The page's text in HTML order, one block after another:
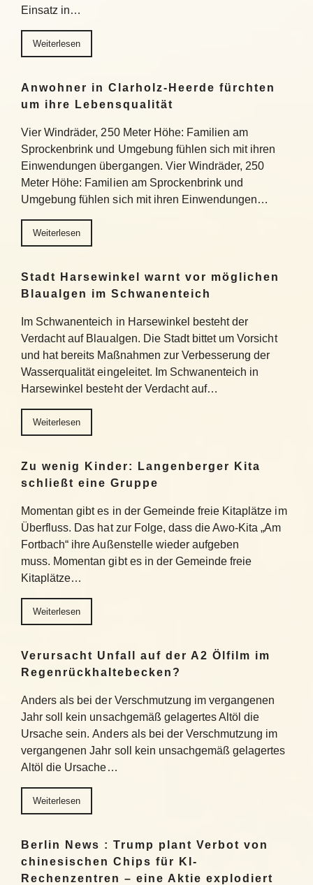
Einsatz in…
Weiterlesen
Anwohner in Clarholz-Heerde fürchten
um ihre Lebensqualität
Vier Windräder, 250 Meter Höhe: Familien am
Sprockenbrink und Umgebung fühlen sich mit ihren
Einwendungen übergangen. Vier Windräder, 250
Meter Höhe: Familien am Sprockenbrink und
Umgebung fühlen sich mit ihren Einwendungen…
Weiterlesen
Stadt Harsewinkel warnt vor möglichen
Blaualgen im Schwanenteich
Im Schwanenteich in Harsewinkel besteht der
Verdacht auf Blaualgen. Die Stadt bittet um Vorsicht
und hat bereits Maßnahmen zur Verbesserung der
Wasserqualität eingeleitet. Im Schwanenteich in
Harsewinkel besteht der Verdacht auf…
Weiterlesen
Zu wenig Kinder: Langenberger Kita
schließt eine Gruppe
Momentan gibt es in der Gemeinde freie Kitaplätze im
Überfluss. Das hat zur Folge, dass die Awo-Kita „Am
Fortbach“ ihre Außenstelle wieder aufgeben
muss. Momentan gibt es in der Gemeinde freie
Kitaplätze…
Weiterlesen
Verursacht Unfall auf der A2 Ölfilm im
Regenrückhaltebecken?
Anders als bei der Verschmutzung im vergangenen
Jahr soll kein unsachgemäß gelagertes Altöl die
Ursache sein. Anders als bei der Verschmutzung im
vergangenen Jahr soll kein unsachgemäß gelagertes
Altöl die Ursache…
Weiterlesen
Berlin News : Trump plant Verbot von
chinesischen Chips für KI-
Rechenzentren – eine Aktie explodiert